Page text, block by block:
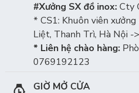
#Xưởng SX đồ inox: Cty
* CS1: Khuôn viên
Liệt, Thanh Trì, Hà Nội ->
* Liên hệ chào hàng:
0769192123
GIỜ MỞ CỬA